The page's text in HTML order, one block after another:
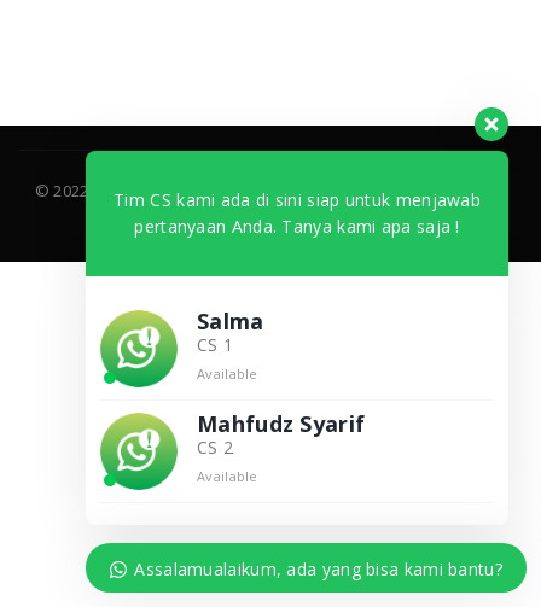
© 2022 Tutorial.elazis.com. All Rights Reserved. Developed by
Indoweb.id
Tim CS kami ada di sini siap untuk menjawab
pertanyaan Anda. Tanya kami apa saja !
Salma
CS 1
Available
Mahfudz Syarif
CS 2
Available
Assalamualaikum, ada yang bisa kami bantu?